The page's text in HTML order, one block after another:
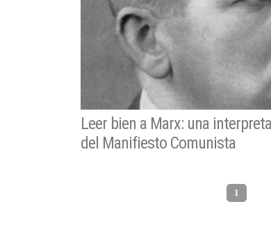
Leer bien a Marx: una
del Manifiesto Comunista
1